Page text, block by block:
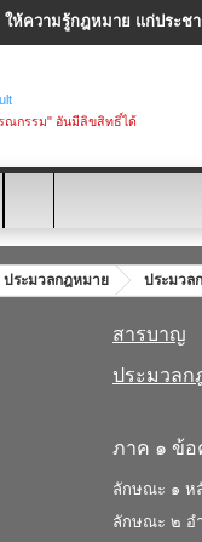
ให้ความรู้กฎหมาย แก่ประช
ณกรรม" อันมีลิขสิทธิ์ได้
ประมวลกฎหมาย ประมวล
สารบาญ
ประมวล
ภาค ๑ ข้อ
ลักษณะ ๑ ห
ลักษณะ ๒ อํ